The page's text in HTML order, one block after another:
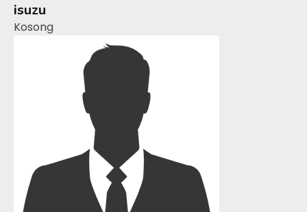
isuzu
Kosong